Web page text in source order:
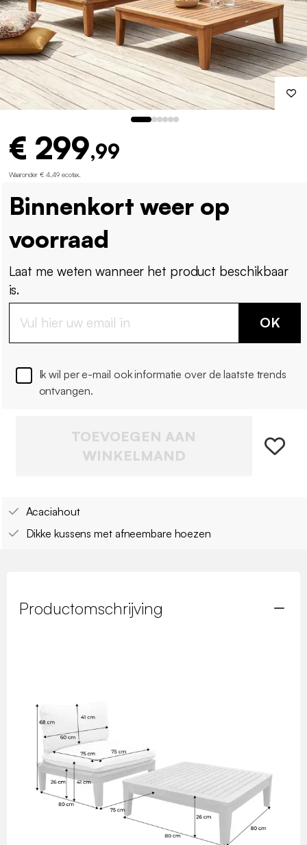
€ 299,99
Waaronder € 4,49 ecotax
Binnenkort weer op
voorraad
Laat me weten wanneer het product beschikbaar
is.
OK
Ik wil per e-mail ook informatie over de laatste trends
ontvangen.
TOEVOEGEN AAN
WINKELMAND
Acaciahout
Dikke kussens met afneembare hoezen
Productomschrijving